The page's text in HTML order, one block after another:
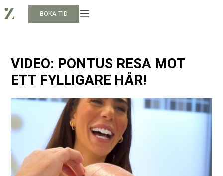
BOKA TID
VIDEO: PONTUS RESA MOT
ETT FYLLIGARE HÅR!